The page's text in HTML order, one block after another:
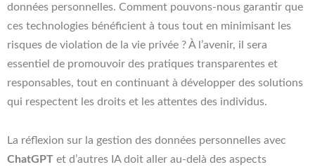
données personnelles. Comment pouvons-nous garantir que
ces technologies bénéficient à tous tout en minimisant les
risques de violation de la vie privée ? À l’avenir, il sera
essentiel de promouvoir des pratiques transparentes et
responsables, tout en continuant à développer des solutions
qui respectent les droits et les attentes des individus.
La réflexion sur la gestion des données personnelles avec
ChatGPT et d’autres IA doit aller au-delà des aspects